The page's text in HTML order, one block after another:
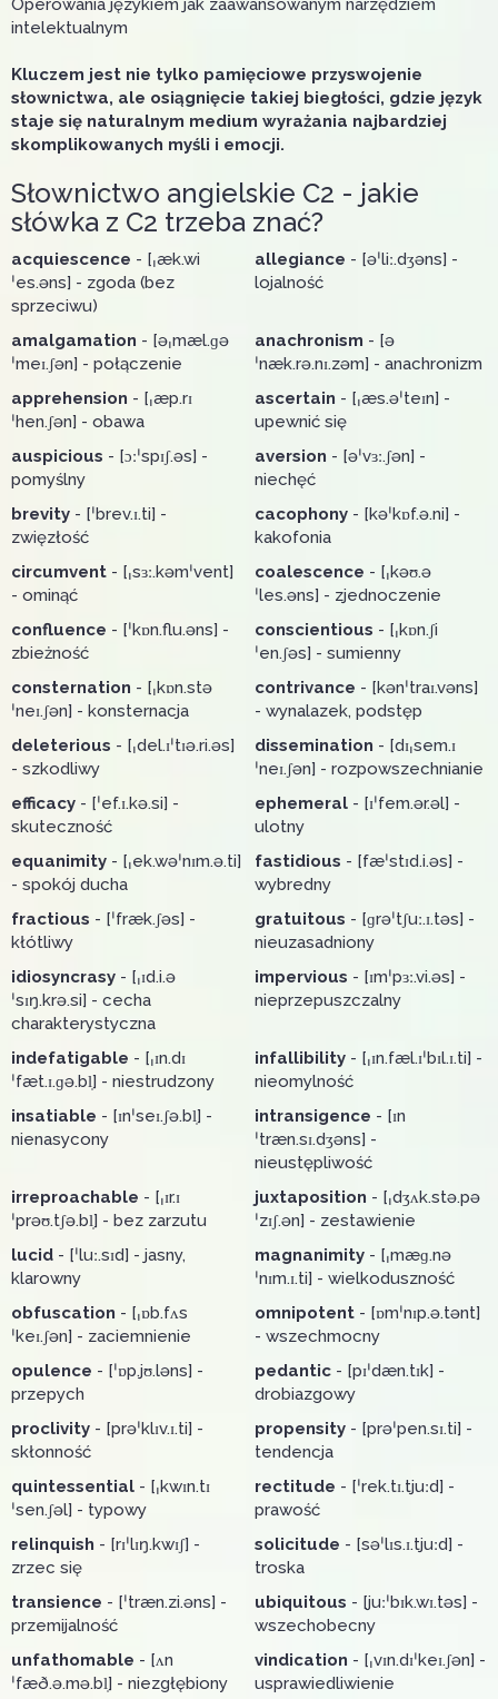
Operowania językiem jak zaawansowanym narzędziem
intelektualnym
Kluczem jest nie tylko pamięciowe przyswojenie
słownictwa, ale osiągnięcie takiej biegłości, gdzie język
staje się naturalnym medium wyrażania najbardziej
skomplikowanych myśli i emocji.
Słownictwo angielskie C2 - jakie
słówka z C2 trzeba znać?
acquiescence - [ˌæk.wi
ˈes.əns] - zgoda (bez
sprzeciwu)
allegiance - [əˈliː.dʒəns] -
lojalność
amalgamation - [əˌmæl.ɡə
ˈmeɪ.ʃən] - połączenie
anachronism - [ə
ˈnæk.rə.nɪ.zəm] - anachronizm
apprehension - [ˌæp.rɪ
ˈhen.ʃən] - obawa
ascertain - [ˌæs.əˈteɪn] -
upewnić się
auspicious - [ɔːˈspɪʃ.əs] -
pomyślny
aversion - [əˈvɜː.ʃən] -
niechęć
brevity - [ˈbrev.ɪ.ti] -
zwięzłość
cacophony - [kəˈkɒf.ə.ni] -
kakofonia
circumvent - [ˌsɜː.kəmˈvent]
- ominąć
coalescence - [ˌkəʊ.ə
ˈles.əns] - zjednoczenie
confluence - [ˈkɒn.flu.əns] -
zbieżność
conscientious - [ˌkɒn.ʃi
ˈen.ʃəs] - sumienny
consternation - [ˌkɒn.stə
ˈneɪ.ʃən] - konsternacja
contrivance - [kənˈtraɪ.vəns]
- wynalazek, podstęp
deleterious - [ˌdel.ɪˈtɪə.ri.əs]
- szkodliwy
dissemination - [dɪˌsem.ɪ
ˈneɪ.ʃən] - rozpowszechnianie
efficacy - [ˈef.ɪ.kə.si] -
skuteczność
ephemeral - [ɪˈfem.ər.əl] -
ulotny
equanimity - [ˌek.wəˈnɪm.ə.ti]
- spokój ducha
fastidious - [fæˈstɪd.i.əs] -
wybredny
fractious - [ˈfræk.ʃəs] -
kłótliwy
gratuitous - [ɡrəˈtʃuː.ɪ.təs] -
nieuzasadniony
idiosyncrasy - [ˌɪd.i.ə
ˈsɪŋ.krə.si] - cecha
charakterystyczna
impervious - [ɪmˈpɜː.vi.əs] -
nieprzepuszczalny
indefatigable - [ˌɪn.dɪ
ˈfæt.ɪ.ɡə.bl̩] - niestrudzony
infallibility - [ˌɪn.fæl.ɪˈbɪl.ɪ.ti] -
nieomylność
insatiable - [ɪnˈseɪ.ʃə.bl̩] -
nienasycony
intransigence - [ɪn
ˈtræn.sɪ.dʒəns] -
nieustępliwość
irreproachable - [ˌɪr.ɪ
ˈprəʊ.tʃə.bl̩] - bez zarzutu
juxtaposition - [ˌdʒʌk.stə.pə
ˈzɪʃ.ən] - zestawienie
lucid - [ˈluː.sɪd] - jasny,
klarowny
magnanimity - [ˌmæɡ.nə
ˈnɪm.ɪ.ti] - wielkoduszność
obfuscation - [ˌɒb.fʌs
ˈkeɪ.ʃən] - zaciemnienie
omnipotent - [ɒmˈnɪp.ə.tənt]
- wszechmocny
opulence - [ˈɒp.jʊ.ləns] -
przepych
pedantic - [pɪˈdæn.tɪk] -
drobiazgowy
proclivity - [prəˈklɪv.ɪ.ti] -
skłonność
propensity - [prəˈpen.sɪ.ti] -
tendencja
quintessential - [ˌkwɪn.tɪ
ˈsen.ʃəl] - typowy
rectitude - [ˈrek.tɪ.tjuːd] -
prawość
relinquish - [rɪˈlɪŋ.kwɪʃ] -
zrzec się
solicitude - [səˈlɪs.ɪ.tjuːd] -
troska
transience - [ˈtræn.zi.əns] -
przemijalność
ubiquitous - [juːˈbɪk.wɪ.təs] -
wszechobecny
unfathomable - [ʌn
ˈfæð.ə.mə.bl̩] - niezgłębiony
vindication - [ˌvɪn.dɪˈkeɪ.ʃən] -
usprawiedliwienie